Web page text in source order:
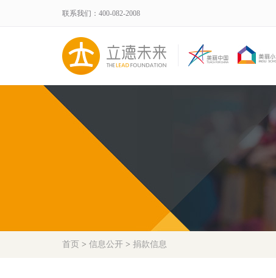
联系我们：400-082-2008
首页 > 信息公开 > 捐款信息